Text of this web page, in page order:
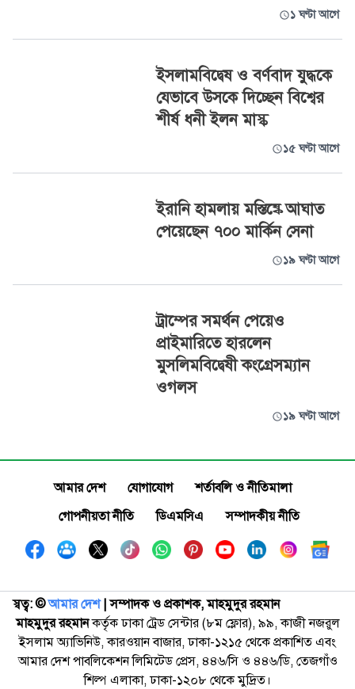
১ ঘণ্টা আগে
ইসলামবিদ্বেষ ও বর্ণবাদ যুদ্ধকে
যেভাবে উসকে দিচ্ছেন বিশ্বের
শীর্ষ ধনী ইলন মাস্ক
১৫ ঘণ্টা আগে
ইরানি হামলায় মস্তিষ্কে আঘাত
পেয়েছেন ৭০০ মার্কিন সেনা
১৯ ঘণ্টা আগে
ট্রাম্পের সমর্থন পেয়েও
প্রাইমারিতে হারলেন
মুসলিমবিদ্বেষী কংগ্রেসম্যান
ওগলস
১৯ ঘণ্টা আগে
আমার দেশ যোগাযোগ
শর্তাবলি ও নীতিমালা
গোপনীয়তা নীতি
ডিএমসিএ সম্পাদকীয় নীতি
স্বত্ব: ©️আমার দেশ| সম্পাদক ও প্রকাশক, মাহমুদুর রহমান
মাহমুদুর রহমানকর্তৃক ঢাকা ট্রেড সেন্টার (৮ম ফ্লোর), ৯৯, কাজী নজরুল
ইসলাম অ্যাভিনিউ, কারওয়ান বাজার, ঢাকা-১২১৫ থেকে প্রকাশিত এবং
আমার দেশ পাবলিকেশন লিমিটেড প্রেস, ৪৪৬/সি ও ৪৪৬/ডি, তেজগাঁও
শিল্প এলাকা, ঢাকা-১২০৮ থেকে মুদ্রিত।